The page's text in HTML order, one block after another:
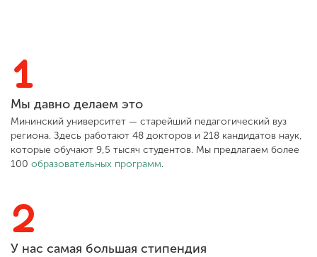
Обучение
1
Мы давно делаем это
Мининский университет — старейший педагогический вуз
региона. Здесь работают 48 докторов и 218 кандидатов наук,
которые обучают 9,5 тысяч студентов. Мы предлагаем более
100 образовательных программ.
2
У нас самая большая стипендия